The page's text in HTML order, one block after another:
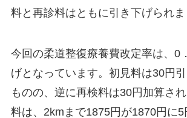
料と再診料はともに引き下げられま
今回の柔道整復療養費改定率は、0
げとなっています。初見料は30円
ものの、逆に再検料は30円加算さ
料は、2kmまで1875円が1870円に